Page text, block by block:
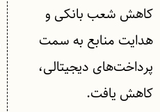
کاهش شعب بانکی و
هدایت منابع به سمت
پرداخت‌های دیجیتالی،
کاهش یافت.